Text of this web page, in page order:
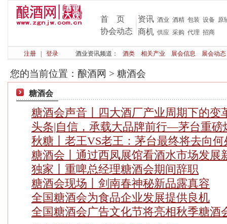
首 页
协会动态
资讯 酒业 酒精 包装 设备 原
商机 供应 采购 代理 招商
注册 登录 酒业资讯频道： 酒类 相关产业 展会信息 展会动态
您的当前位置： 酿酒网 > 糖酒会
糖酒会
糖酒会声音丨四大酒厂产业周期下的变
头条|自信，承载大品牌前行—茅台重磅
秋糖丨老王VS老王：茅台最终将去向何
糖酒会丨通过西凤展馆看酒水市场发展
独家丨重啤总经理糖酒会期间辞职
糖酒会现场丨剑南春神秘新品露真容
全国糖酒会为食品企业发展提供良机
全国糖酒会广告文化节将亮相秋季糖酒